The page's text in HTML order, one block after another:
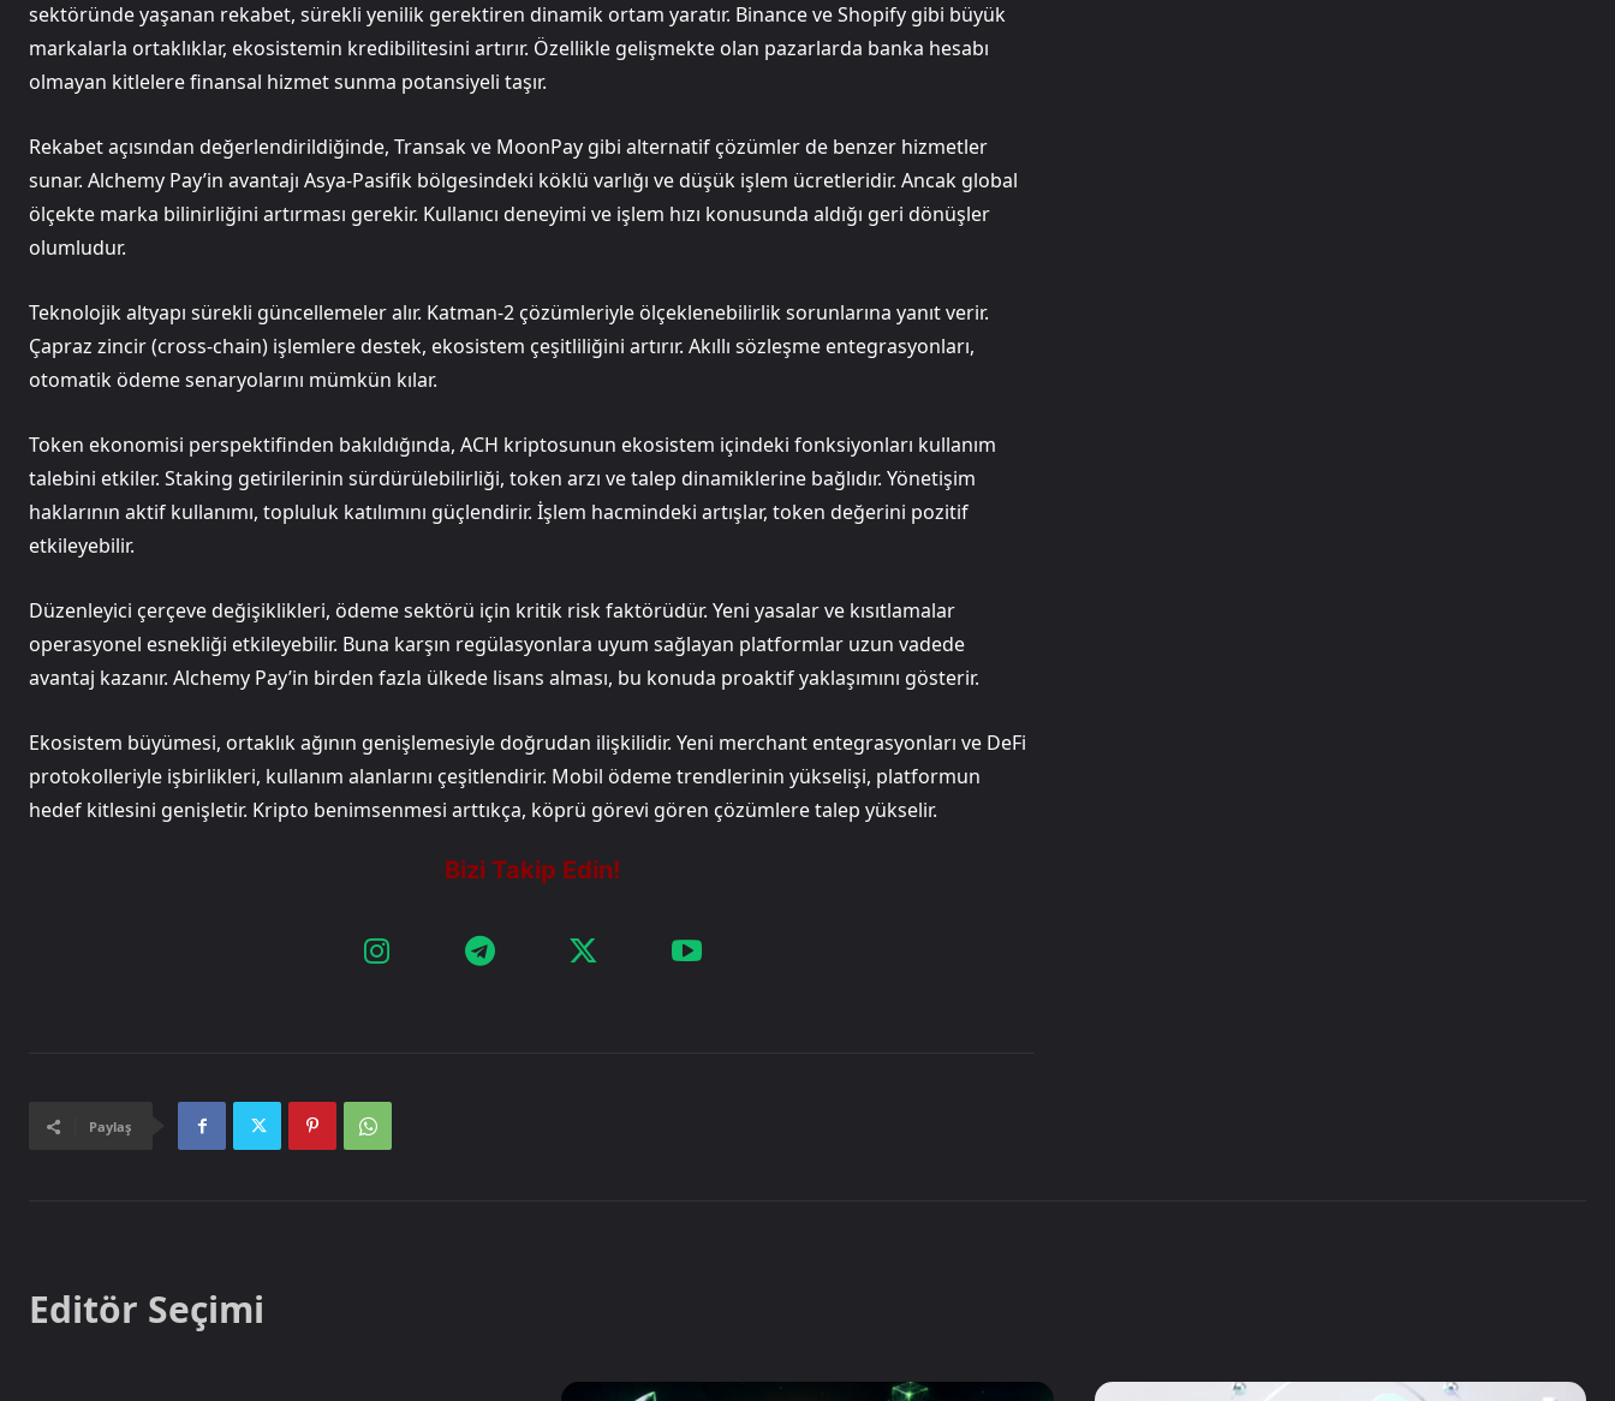
sektöründe yaşanan rekabet, sürekli yenilik gerektiren dinamik ortam yaratır. Binance ve Shopify gibi büyük
markalarla ortaklıklar, ekosistemin kredibilitesini artırır. Özellikle gelişmekte olan pazarlarda banka hesabı
olmayan kitlelere finansal hizmet sunma potansiyeli taşır.
Rekabet açısından değerlendirildiğinde, Transak ve MoonPay gibi alternatif çözümler de benzer hizmetler
sunar. Alchemy Pay’in avantajı Asya-Pasifik bölgesindeki köklü varlığı ve düşük işlem ücretleridir. Ancak global
ölçekte marka bilinirliğini artırması gerekir. Kullanıcı deneyimi ve işlem hızı konusunda aldığı geri dönüşler
olumludur.
Teknolojik altyapı sürekli güncellemeler alır. Katman-2 çözümleriyle ölçeklenebilirlik sorunlarına yanıt verir.
Çapraz zincir (cross-chain) işlemlere destek, ekosistem çeşitliliğini artırır. Akıllı sözleşme entegrasyonları,
otomatik ödeme senaryolarını mümkün kılar.
Token ekonomisi perspektifinden bakıldığında, ACH kriptosunun ekosistem içindeki fonksiyonları kullanım
talebini etkiler. Staking getirilerinin sürdürülebilirliği, token arzı ve talep dinamiklerine bağlıdır. Yönetişim
haklarının aktif kullanımı, topluluk katılımını güçlendirir. İşlem hacmindeki artışlar, token değerini pozitif
etkileyebilir.
Düzenleyici çerçeve değişiklikleri, ödeme sektörü için kritik risk faktörüdür. Yeni yasalar ve kısıtlamalar
operasyonel esnekliği etkileyebilir. Buna karşın regülasyonlara uyum sağlayan platformlar uzun vadede
avantaj kazanır. Alchemy Pay’in birden fazla ülkede lisans alması, bu konuda proaktif yaklaşımını gösterir.
Ekosistem büyümesi, ortaklık ağının genişlemesiyle doğrudan ilişkilidir. Yeni merchant entegrasyonları ve DeFi
protokolleriyle işbirlikleri, kullanım alanlarını çeşitlendirir. Mobil ödeme trendlerinin yükselişi, platformun
hedef kitlesini genişletir. Kripto benimsenmesi arttıkça, köprü görevi gören çözümlere talep yükselir.
Paylaş
Editör Seçimi